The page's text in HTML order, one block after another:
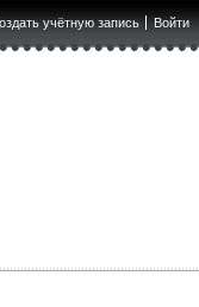
учётную запись Войти